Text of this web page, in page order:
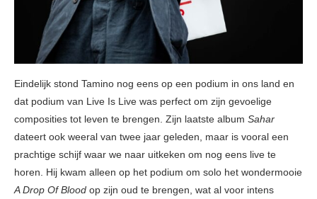
Eindelijk stond Tamino nog eens op een podium in ons land en
dat podium van Live Is Live was perfect om zijn gevoelige
composities tot leven te brengen. Zijn laatste album Sahar
dateert ook weeral van twee jaar geleden, maar is vooral een
prachtige schijf waar we naar uitkeken om nog eens live te
horen. Hij kwam alleen op het podium om solo het wondermooie
A Drop Of Blood op zijn oud te brengen, wat al voor intens